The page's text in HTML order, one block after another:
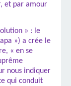
et par amour
» : le
») a crée le
« en se
nous indiquer
qui conduit